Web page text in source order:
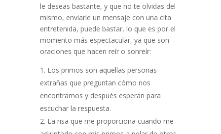
le deseas bastante, y que no te olvidas del
mismo, enviarle un mensaje con una cita
entretenida, puede bastar, lo que es por el
momento más espectacular, ya que son
oraciones que hacen reír o sonreír:
Los primos son aquellas personas
extrañas que preguntan cómo nos
encontramos y después esperan para
escuchar la respuesta.
La risa que me proporciona cuando me